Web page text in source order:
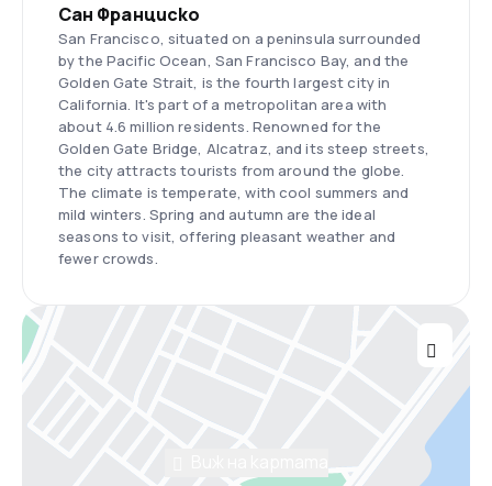
Сан Франциско
San Francisco, situated on a peninsula surrounded
by the Pacific Ocean, San Francisco Bay, and the
Golden Gate Strait, is the fourth largest city in
California. It's part of a metropolitan area with
about 4.6 million residents. Renowned for the
Golden Gate Bridge, Alcatraz, and its steep streets,
the city attracts tourists from around the globe.
The climate is temperate, with cool summers and
mild winters. Spring and autumn are the ideal
seasons to visit, offering pleasant weather and
fewer crowds.